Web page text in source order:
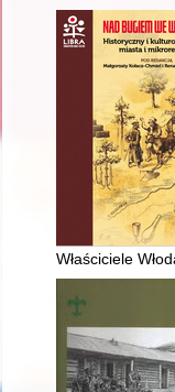
Właściciele